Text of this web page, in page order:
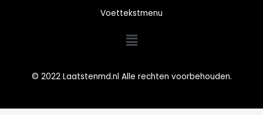
Voettekstmenu
Menu
© 2022 Laatstenmd.nl Alle rechten voorbehouden.